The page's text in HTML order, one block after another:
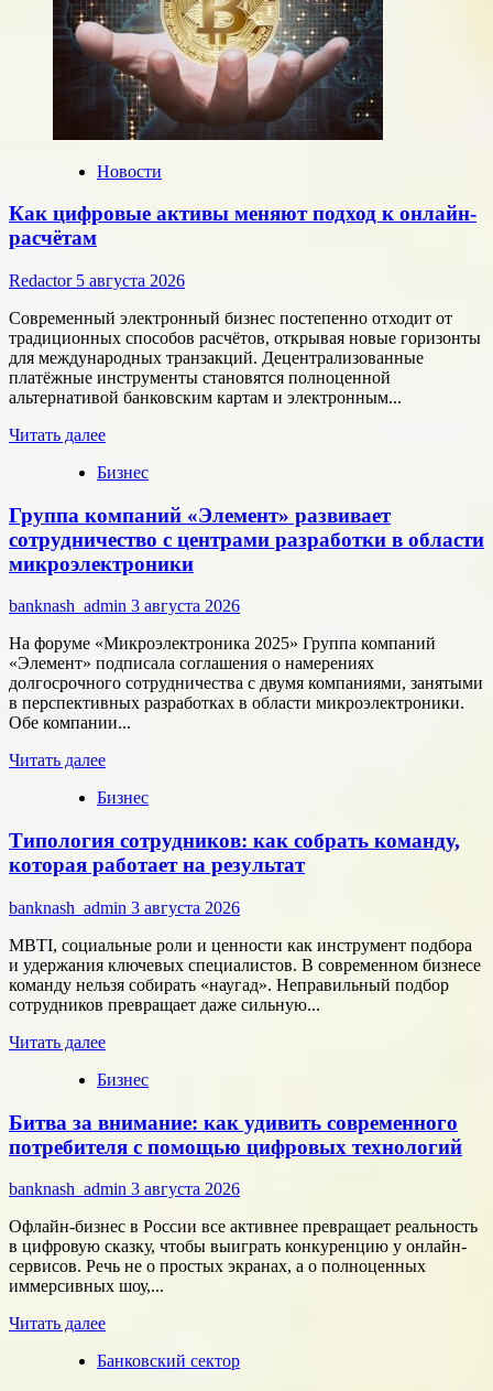
Новости
Как цифровые активы меняют подход к онлайн-
расчётам
Redactor 5 августа 2026
Современный электронный бизнес постепенно отходит от
традиционных способов расчётов, открывая новые горизонты
для международных транзакций. Децентрализованные
платёжные инструменты становятся полноценной
альтернативой банковским картам и электронным...
Читать далееПрочитать
о
цифровые
активы
меняют
подход
онлайн-
Бизнес
Группа компаний «Элемент» развивает
сотрудничество с центрами разработки в области
микроэлектроники
banknash_admin 3 августа 2026
На форуме «Микроэлектроника 2025» Группа компаний
«Элемент» подписала соглашения о намерениях
долгосрочного сотрудничества с двумя компаниями, занятыми
в перспективных разработках в области микроэлектроники.
Обе компании...
Читать далееПрочитать
о
компаний
«Элемент»
развивает
сотрудничество
с
центрами
разработки
в
области
микроэлектроники
Бизнес
Типология сотрудников: как собрать команду,
которая работает на результат
banknash_admin 3 августа 2026
MBTI, социальные роли и ценности как инструмент подбора
и удержания ключевых специалистов. В современном бизнесе
команду нельзя собирать «наугад». Неправильный подбор
сотрудников превращает даже сильную...
Читать далееПрочитать
о
сотрудников:
как
собрать
команду,
которая
работает
на
результат
Бизнес
Битва за внимание: как удивить современного
потребителя с помощью цифровых технологий
banknash_admin 3 августа 2026
Офлайн-бизнес в России все активнее превращает реальность
в цифровую сказку, чтобы выиграть конкуренцию у онлайн-
сервисов. Речь не о простых экранах, а о полноценных
иммерсивных шоу,...
Читать далееПрочитать
о
Банковский сектор